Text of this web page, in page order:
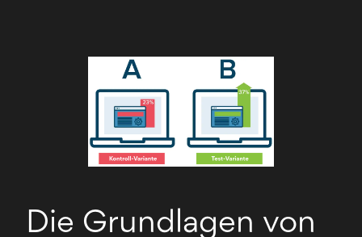
Die Grundlagen von